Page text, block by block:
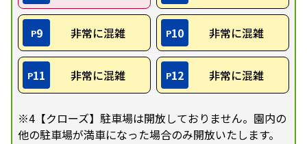
P9 非常に混雑 P10 非常に混雑
P11 非常に混雑 P12 非常に混雑
※4【クローズ】駐車場は開放しておりません。園内の
他の駐車場が満車になった場合のみ開放いたします。